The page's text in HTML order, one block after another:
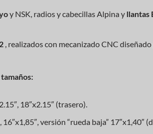
y NSK, radios y cabecillas Alpina y llantas
, realizados con mecanizado CNC
18″x2.15″ (trasero).
versión “rueda baja” 17″x1,40″